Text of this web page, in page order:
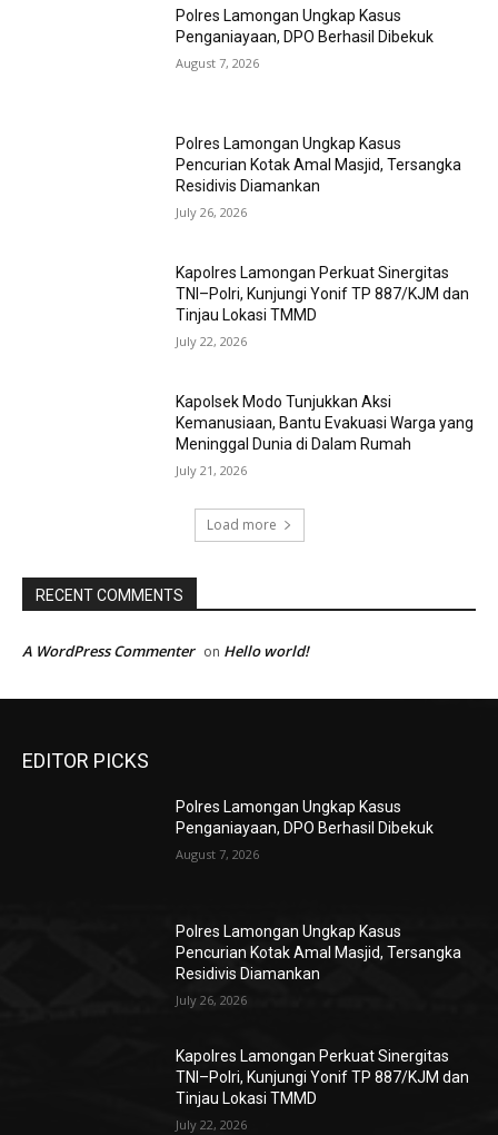
Polres Lamongan Ungkap Kasus
Penganiayaan, DPO Berhasil Dibekuk
August 7, 2026
Polres Lamongan Ungkap Kasus
Pencurian Kotak Amal Masjid, Tersangka
Residivis Diamankan
July 26, 2026
Kapolres Lamongan Perkuat Sinergitas
TNI–Polri, Kunjungi Yonif TP 887/KJM dan
Tinjau Lokasi TMMD
July 22, 2026
Kapolsek Modo Tunjukkan Aksi
Kemanusiaan, Bantu Evakuasi Warga yang
Meninggal Dunia di Dalam Rumah
July 21, 2026
Load more
RECENT COMMENTS
A WordPress Commenter on Hello world!
EDITOR PICKS
Polres Lamongan Ungkap Kasus
Penganiayaan, DPO Berhasil Dibekuk
August 7, 2026
Polres Lamongan Ungkap Kasus
Pencurian Kotak Amal Masjid, Tersangka
Residivis Diamankan
July 26, 2026
Kapolres Lamongan Perkuat Sinergitas
TNI–Polri, Kunjungi Yonif TP 887/KJM dan
Tinjau Lokasi TMMD
July 22, 2026